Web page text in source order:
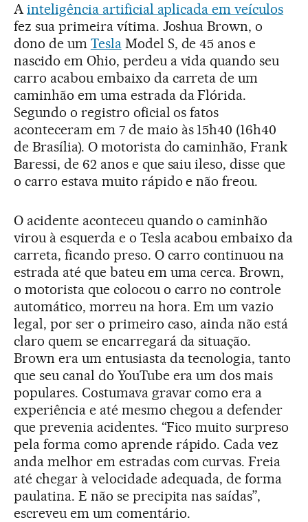
Ainteligência artificial aplicada em veículos
fez sua primeira vítima. Joshua Brown, o
dono de um TeslaModel S, de 45 anos e
nascido em Ohio, perdeu a vida quando seu
carro acabou embaixo da carreta de um
caminhão em uma estrada da Flórida.
Segundo o registro oficial os fatos
aconteceram em 7 de maio às 15h40 (16h40
de Brasília). O motorista do caminhão, Frank
Baressi, de 62 anos e que saiu ileso, disse que
o carro estava muito rápido e não freou.
O acidente aconteceu quando o caminhão
virou à esquerda e o Tesla acabou embaixo da
carreta, ficando preso. O carro continuou na
estrada até que bateu em uma cerca. Brown,
o motorista que colocou o carro no controle
automático, morreu na hora. Em um vazio
legal, por ser o primeiro caso, ainda não está
claro quem se encarregará da situação.
Brown era um entusiasta da tecnologia, tanto
que seu canal do YouTube era um dos mais
populares. Costumava gravar como era a
experiência e até mesmo chegou a defender
que prevenia acidentes. “Fico muito surpreso
pela forma como aprende rápido. Cada vez
anda melhor em estradas com curvas. Freia
até chegar à velocidade adequada, de forma
paulatina. E não se precipita nas saídas”,
escreveu em um comentário.